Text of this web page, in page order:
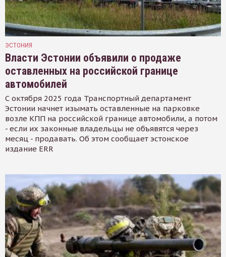
ЭСТОНИЯ
Власти Эстонии объявили о продаже
оставленных на российской границе
автомобилей
С октября 2025 года Транспортный департамент
Эстонии начнет изымать оставленные на парковке
возле КПП на российской границе автомобили, а потом
- если их законные владельцы не объявятся через
месяц - продавать. Об этом сообщает эстонское
издание ERR